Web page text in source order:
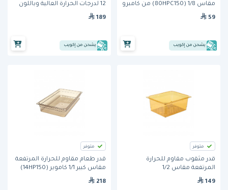
مقاس 1/8 (80HPC150) من كامبرو
59
يشحن من إكويب
12 لدرجات الحرارة العالية وباللون
الكهرماني من كامبرو
189
يشحن من إكويب
متوفر
قدر مثقوب مقاوم للحرارة
المرتفعة مقاس 1/2
149
متوفر
قدر طعام مقاوم للحرارة المرتفعة
مقاس كبير 1/1 كاموير (14HP150)
من كامبرو
218